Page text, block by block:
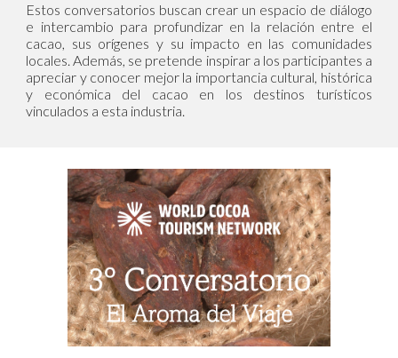
Estos conversatorios buscan crear un espacio de diálogo
e intercambio para profundizar en la relación entre el
cacao, sus orígenes y su impacto en las comunidades
locales. Además, se pretende inspirar a los participantes a
apreciar y conocer mejor la importancia cultural, histórica
y económica del cacao en los destinos turísticos
vinculados a esta industria.